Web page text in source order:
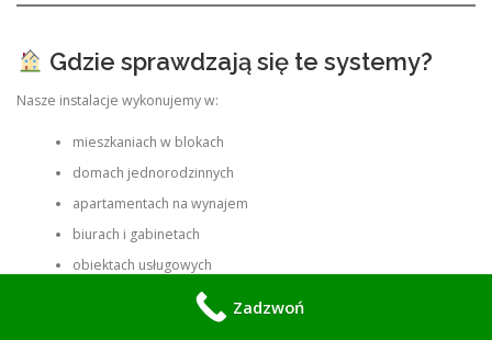
Gdzie sprawdzają się te systemy?
Nasze instalacje wykonujemy w:
mieszkaniach w blokach
domach jednorodzinnych
apartamentach na wynajem
biurach i gabinetach
obiektach usługowych
Zadzwoń